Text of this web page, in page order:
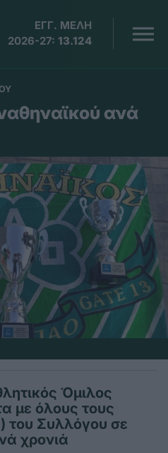
ΕΓΓ. ΜΕΛΗ
2026-27: 13.124
ανά
Όμιλος
με όλους τους
του Συλλόγου σε
χρονιά